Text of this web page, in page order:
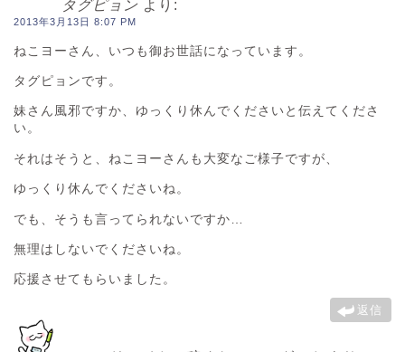
タグピョン より:
2013年3月13日 8:07 PM
ねこヨーさん、いつも御お世話になっています。
タグピョンです。
妹さん風邪ですか、ゆっくり休んでくださいと伝えてくださ
い。
それはそうと、ねこヨーさんも大変なご様子ですが、
ゆっくり休んでくださいね。
でも、そうも言ってられないですか…
無理はしないでくださいね。
応援させてもらいました。
返信